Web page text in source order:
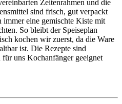
Zeitenrahmen und die
sind frisch, gut verpackt
eine gemischte Kiste mit
So bleibt der Speiseplan
kochen wir zuerst, da die Ware
ist. Die Rezepte sind
uns Kochanfänger geeignet